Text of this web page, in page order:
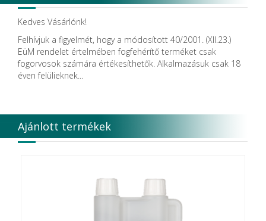
Kedves Vásárlónk!
Felhívjuk a figyelmét, hogy a módosított 40/2001. (XII.23.)
EüM rendelet értelmében fogfehérítő terméket csak
fogorvosok számára értékesíthetők. Alkalmazásuk csak 18
éven felülieknek...
Ajánlott termékek